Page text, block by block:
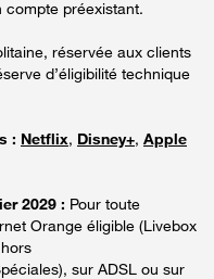
compte préexistant.
réservée aux clients
d’éligibilité technique
: Netflix, Disney+, Apple
2029 : Pour toute
Orange éligible (Livebox
sur ADSL ou sur